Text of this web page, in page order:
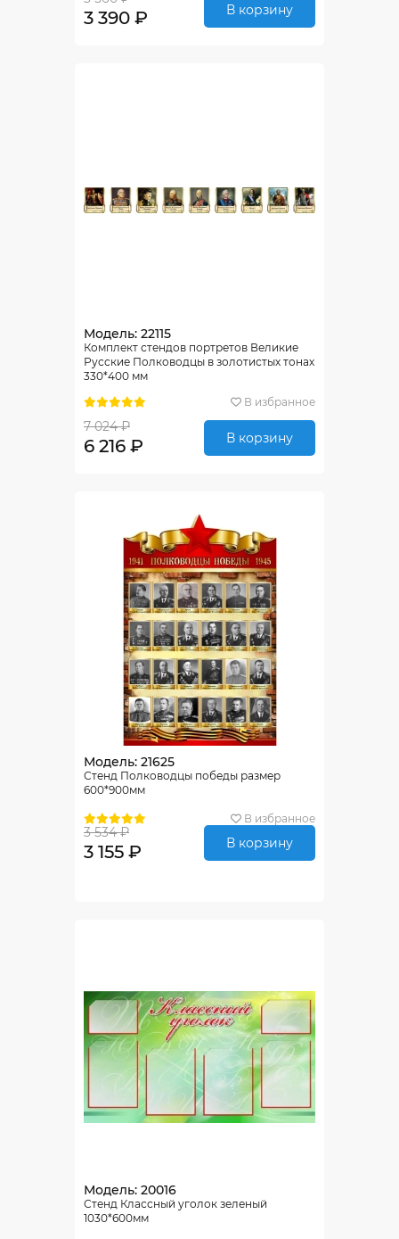
3 390 ₽ В корзину
Модель: 22115
Комплект стендов портретов Великие
Русские Полководцы в золотистых тонах
330*400 мм
В избранное
7 024 ₽
6 216 ₽ В корзину
Модель: 21625
Стенд Полководцы победы размер
600*900мм
В избранное
3 534 ₽
3 155 ₽ В корзину
Модель: 20016
Стенд Классный уголок зеленый
1030*600мм